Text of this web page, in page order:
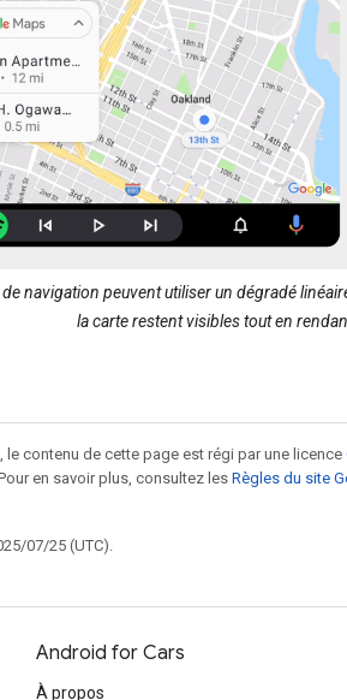
navigation peuvent utiliser un dégradé
la carte restent visibles tout en
contenu de cette page est régi par une licence
Pour en savoir plus, consultez les Règles du site
07/25 (UTC).
Android for Cars
À propos